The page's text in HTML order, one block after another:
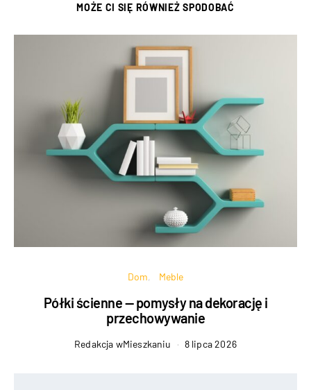
MOŻE CI SIĘ RÓWNIEŻ SPODOBAĆ
Dom Meble
Półki ścienne — pomysły na dekorację i
przechowywanie
Redakcja wMieszkaniu 8 lipca 2026